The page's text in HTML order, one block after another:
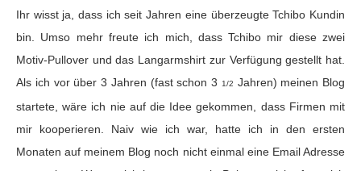
Ihr wisst ja, dass ich seit Jahren eine überzeugte Tchibo Kundin
bin. Umso mehr freute ich mich, dass Tchibo mir diese zwei
Motiv-Pullover und das Langarmshirt zur Verfügung gestellt hat.
Als ich vor über 3 Jahren (fast schon 3 1/2 Jahren) meinen Blog
startete, wäre ich nie auf die Idee gekommen, dass Firmen mit
mir kooperieren. Naiv wie ich war, hatte ich in den ersten
Monaten auf meinem Blog noch nicht einmal eine Email Adresse